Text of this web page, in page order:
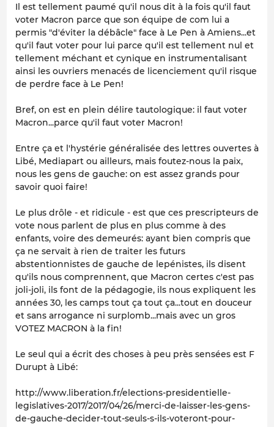
Il est tellement paumé qu'il nous dit à la fois qu'il faut
voter Macron parce que son équipe de com lui a
permis "d'éviter la débâcle" face à Le Pen à Amiens...et
qu'il faut voter pour lui parce qu'il est tellement nul et
tellement méchant et cynique en instrumentalisant
ainsi les ouvriers menacés de licenciement qu'il risque
de perdre face à Le Pen!
Bref, on est en plein délire tautologique: il faut voter
Macron...parce qu'il faut voter Macron!
Entre ça et l'hystérie généralisée des lettres ouvertes à
Libé, Mediapart ou ailleurs, mais foutez-nous la paix,
nous les gens de gauche: on est assez grands pour
savoir quoi faire!
Le plus drôle - et ridicule - est que ces prescripteurs de
vote nous parlent de plus en plus comme à des
enfants, voire des demeurés: ayant bien compris que
ça ne servait à rien de traiter les futurs
abstentionnistes de gauche de lepénistes, ils disent
qu'ils nous comprennent, que Macron certes c'est pas
joli-joli, ils font de la pédagogie, ils nous expliquent les
années 30, les camps tout ça tout ça...tout en douceur
et sans arrogance ni surplomb...mais avec un gros
VOTEZ MACRON à la fin!
Le seul qui a écrit des choses à peu près sensées est F
Durupt à Libé:
http://www.liberation.fr/elections-presidentielle-
legislatives-2017/2017/04/26/merci-de-laisser-les-gens-
de-gauche-decider-tout-seuls-s-ils-voteront-pour-